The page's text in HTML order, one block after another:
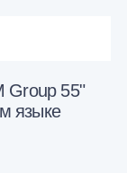
Group 55"
языке